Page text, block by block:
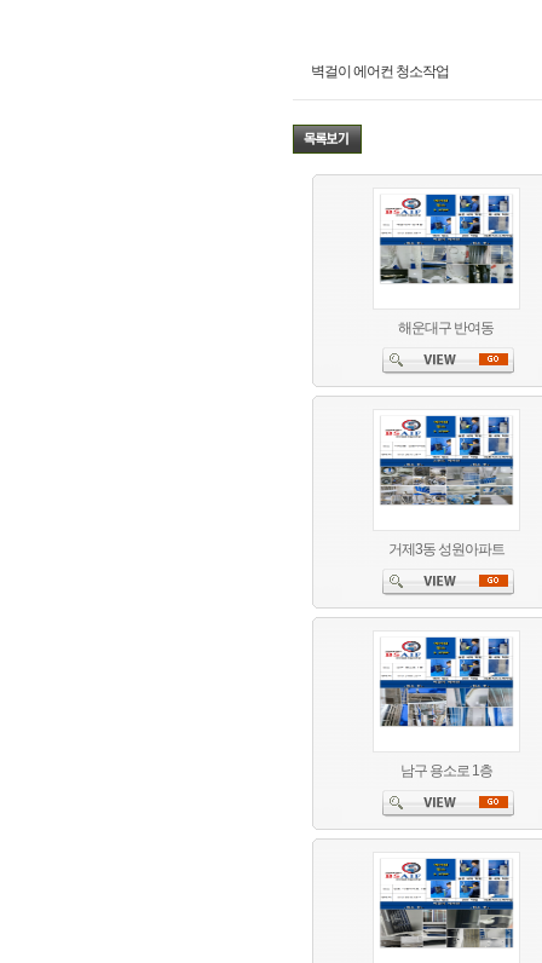
벽걸이 에어컨 청소작업
해운대구 반여동
거제3동 성원아파트
남구 용소로 1층